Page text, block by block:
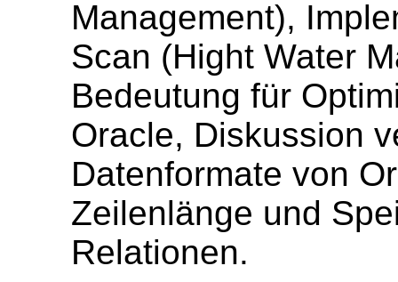
Management),
Scan (Hight Water
Bedeutung für
Oracle, Diskussion
Datenformate von
Zeilenlänge und
Relationen.